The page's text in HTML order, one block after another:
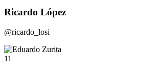
Ricardo López
@ricardo_losi
11